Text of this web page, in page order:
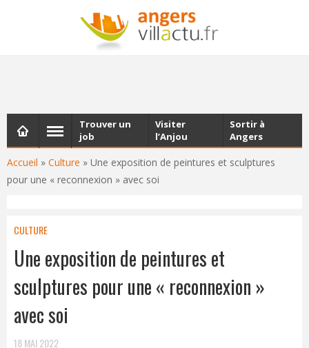
NEWSLETTER
Les dernières actualités d'Angers, chaque vendredi dans
Accueil » Culture » Une exposition de peintures et sculptures
pour une « reconnexion » avec soi
Trouver un
job
Visiter
l’Anjou
Sortir à
Angers
CULTURE
Une exposition de peintures et
sculptures pour une « reconnexion »
avec soi
18 MAI 2022